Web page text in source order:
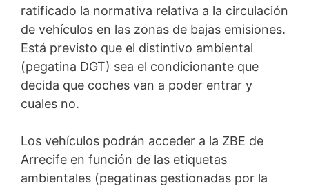
ratificado la normativa relativa a la circulación
de vehículos en las zonas de bajas emisiones.
Está previsto que el distintivo ambiental
(pegatina DGT) sea el condicionante que
decida que coches van a poder entrar y
cuales no.
Los vehículos podrán acceder a la ZBE de
Arrecife en función de las etiquetas
ambientales (pegatinas gestionadas por la